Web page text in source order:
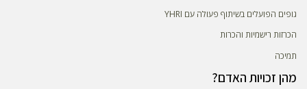
גופים הפועלים בשיתוף פעולה עם YHRI
הכרזות רישמיות והכרות
תמיכה
מהן זכויות האדם?